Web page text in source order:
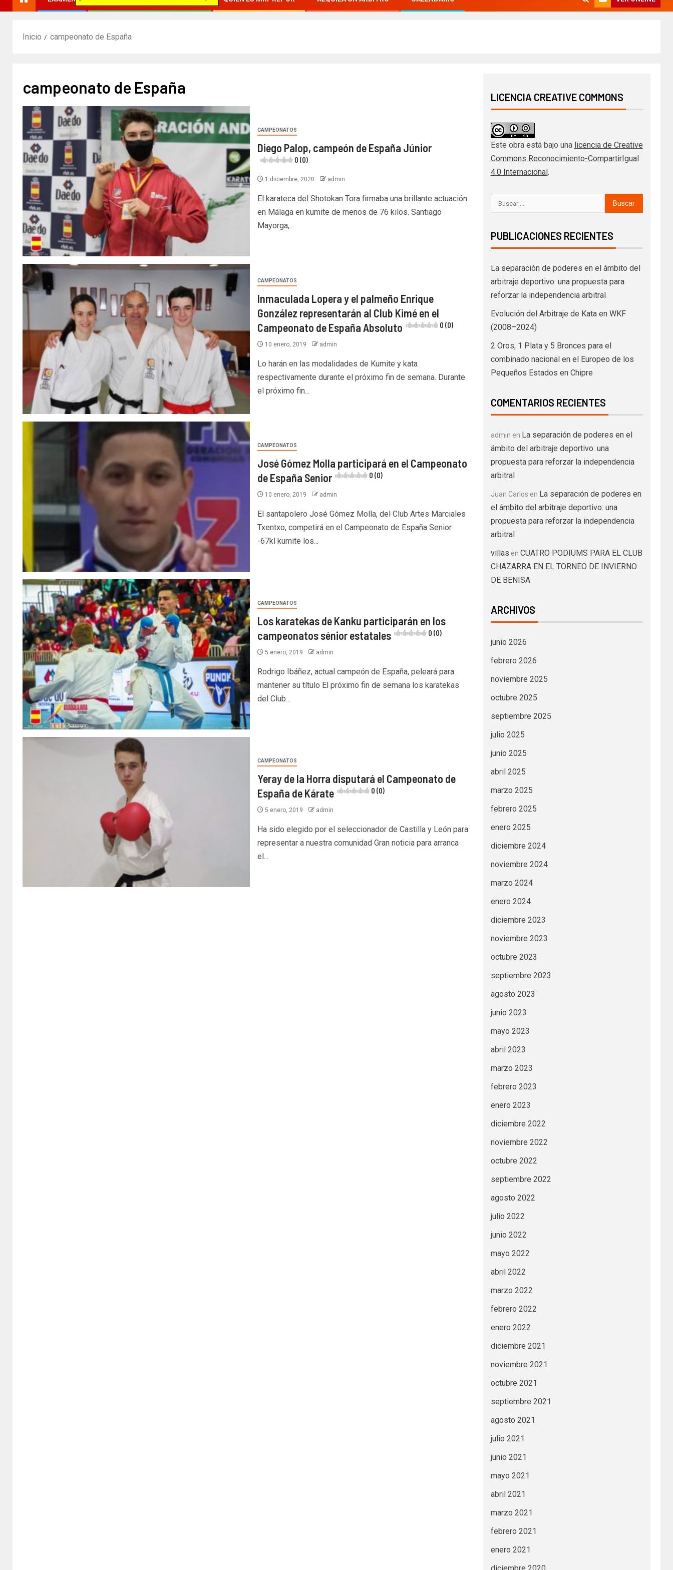
Inicio campeonato de España
campeonato de España
CAMPEONATOS
Diego Palop, campeón de España Júnior
0 (0)
1 diciembre, 2020 admin
El karateca del Shotokan Tora firmaba una brillante actuación
en Málaga en kumite de menos de 76 kilos. Santiago
Mayorga,...
CAMPEONATOS
Inmaculada Lopera y el palmeño Enrique
González representarán al Club Kimé en el
Campeonato de España Absoluto
0 (0)
10 enero, 2019 admin
Lo harán en las modalidades de Kumite y kata
respectivamente durante el próximo fin de semana. Durante
el próximo fin...
CAMPEONATOS
José Gómez Molla participará en el Campeonato
de España Senior
0 (0)
10 enero, 2019 admin
El santapolero José Gómez Molla, del Club Artes Marciales
Txentxo, competirá en el Campeonato de España Senior
-67kl kumite los...
CAMPEONATOS
Los karatekas de Kanku participarán en los
campeonatos sénior estatales
0 (0)
5 enero, 2019 admin
Rodrigo Ibáñez, actual campeón de España, peleará para
mantener su título El próximo fin de semana los karatekas
del Club...
CAMPEONATOS
Yeray de la Horra disputará el Campeonato de
España de Kárate
0 (0)
5 enero, 2019 admin
Ha sido elegido por el seleccionador de Castilla y León para
representar a nuestra comunidad Gran noticia para arranca
el...
LICENCIA CREATIVE COMMONS
Este obra está bajo una licencia de Creative
Commons Reconocimiento-CompartirIgual
4.0 Internacional.
PUBLICACIONES RECIENTES
La separación de poderes en el ámbito del
arbitraje deportivo: una propuesta para
reforzar la independencia arbitral
Evolución del Arbitraje de Kata en WKF
(2008–2024)
2 Oros, 1 Plata y 5 Bronces para el
combinado nacional en el Europeo de los
Pequeños Estados en Chipre
COMENTARIOS RECIENTES
admin en La separación de poderes en el
ámbito del arbitraje deportivo: una
propuesta para reforzar la independencia
arbitral
Juan Carlos en La separación de poderes en
el ámbito del arbitraje deportivo: una
propuesta para reforzar la independencia
arbitral
villas en CUATRO PODIUMS PARA EL CLUB
CHAZARRA EN EL TORNEO DE INVIERNO
DE BENISA
ARCHIVOS
junio 2026
febrero 2026
noviembre 2025
octubre 2025
septiembre 2025
julio 2025
junio 2025
abril 2025
marzo 2025
febrero 2025
enero 2025
diciembre 2024
noviembre 2024
marzo 2024
enero 2024
diciembre 2023
noviembre 2023
octubre 2023
septiembre 2023
agosto 2023
junio 2023
mayo 2023
abril 2023
marzo 2023
febrero 2023
enero 2023
diciembre 2022
noviembre 2022
octubre 2022
septiembre 2022
agosto 2022
julio 2022
junio 2022
mayo 2022
abril 2022
marzo 2022
febrero 2022
enero 2022
diciembre 2021
noviembre 2021
octubre 2021
septiembre 2021
agosto 2021
julio 2021
junio 2021
mayo 2021
abril 2021
marzo 2021
febrero 2021
enero 2021